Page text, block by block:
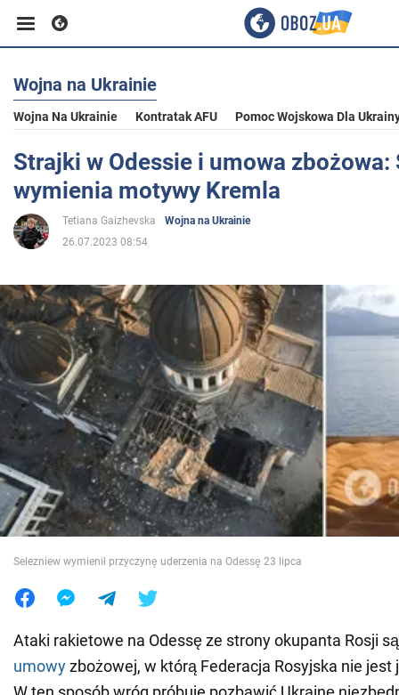
Biznes
Sport
Rozrywka
Polityka
Społeczeństwo
Wojna na Ukrainie
Świat
Jedzenie
Wojna na Ukrainie
Wojna Na Ukrainie Kontratak AFU Pomoc Wojskowa Dla
Strajki w Odessie i umowa zbożowa:
wymienia motywy Kremla
Tetiana Gaizhevska
Wojna na Ukrainie
26.07.2023 08:54
Selezniew wymienił przyczynę uderzenia na Odessę 23 lipca
Ataki rakietowe na Odessę ze strony okupanta Rosji
umowyzbożowej, w którą Federacja Rosyjska nie